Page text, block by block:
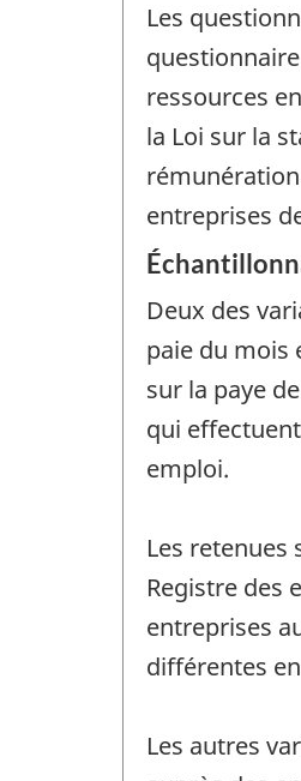
Les
ressources
la Loi sur la
entreprises
Deux des
paie du mois
sur la paye
qui
emploi.
Les
Registre des
entreprises
différentes
Les autres